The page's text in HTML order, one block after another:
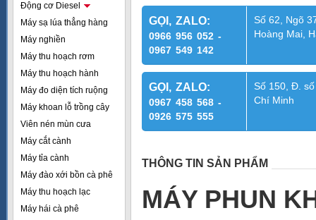
Động cơ Diesel
Máy sạ lúa thẳng hàng
Máy nghiền
Máy thu hoạch rơm
Máy thu hoạch hành
Máy đo diện tích ruộng
Máy khoan lỗ trồng cây
Viên nén mùn cưa
Máy cắt cành
Máy tỉa cành
Máy đào xới bồn cà phê
Máy thu hoạch lạc
Máy hái cà phê
GỌI, ZALO:
0966 956 052 -
0967 549 142
Số 62, Ngõ
Hoàng Mai,
GỌI, ZALO:
0967 458 568 -
0926 575 555
Số 150, Đ.
Chí Minh
THÔNG TIN SẢN PHẨM
MÁY PHUN